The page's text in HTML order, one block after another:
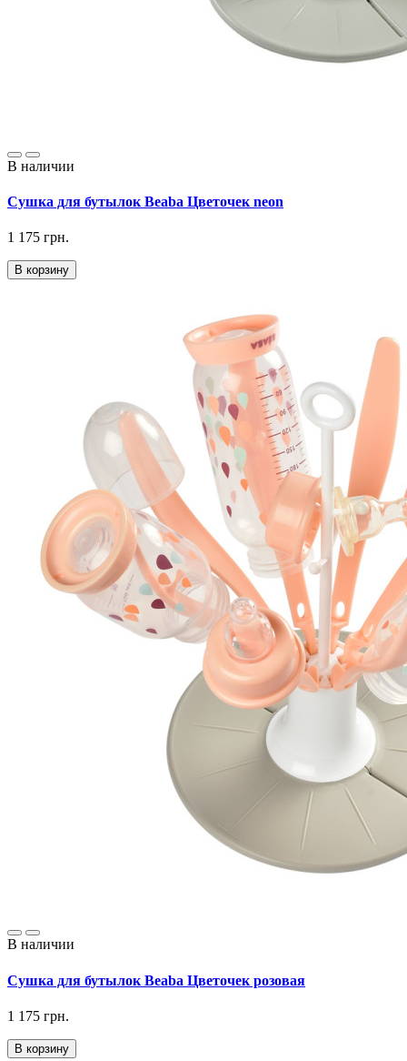
В наличии
Сушка для бутылок Beaba Цветочек neon
1 175 грн.
В корзину
В наличии
Сушка для бутылок Beaba Цветочек розовая
1 175 грн.
В корзину